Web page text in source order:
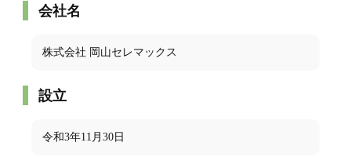
会社名
株式会社 岡山セレマックス
設立
令和3年11月30日